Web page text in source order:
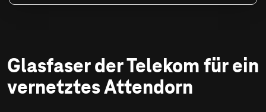
Glasfaser der Telekom für ein
vernetztes Attendorn